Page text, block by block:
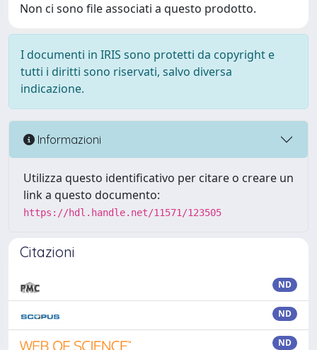
Non ci sono file associati a questo prodotto.
I documenti in IRIS sono protetti da copyright e
tutti i diritti sono riservati, salvo diversa
indicazione.
Informazioni
Utilizza questo identificativo per citare o creare un
link a questo documento:
https://hdl.handle.net/11571/123505
Citazioni
ND
ND
ND